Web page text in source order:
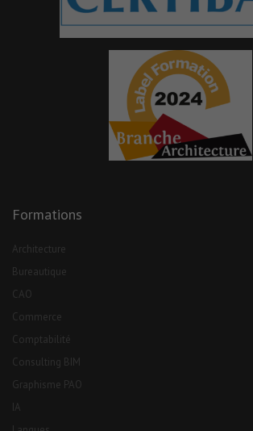
Formations
Architecture
Bureautique
CAO
Commerce
Comptabilité
Consulting BIM
Graphisme PAO
IA